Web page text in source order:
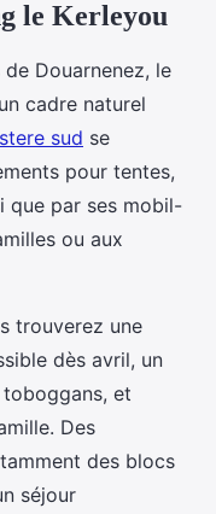
le Kerleyou
Douarnenez, le
cadre naturel
sud se
pour tentes,
que par ses mobil-
ou aux
trouverez une
dès avril, un
et
Des
des blocs
séjour